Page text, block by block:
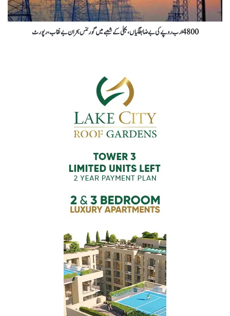
4800 ارب روپے کی بے ضابطگیاں، بجلی کے شعبے میں گورننس بحران بے نقاب ، رپورٹ